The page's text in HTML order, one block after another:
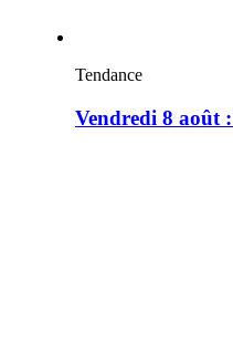
Tendance
Vendredi 8 août